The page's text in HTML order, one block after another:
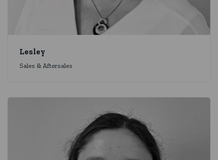
Lesley
Sales & Aftersales